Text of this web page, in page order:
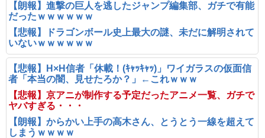
【朗報】進撃の巨人を逃したジャンプ編集部、ガチで有能
だったｗｗｗｗｗｗ
【悲報】ドラゴンボール史上最大の謎、未だに解明されて
いないｗｗｗｗｗｗ
【悲報】H×H信者「休載！(ｷｬｯｷｬｯ)」ワイガラスの仮面信
者「本当の闇、見せたろか？」←これｗｗｗ
【悲報】京アニが制作する予定だったアニメ一覧、ガチで
ヤバすぎる・・・
【朗報】からかい上手の高木さん、とうとう一線を超えて
しまうｗｗｗｗ